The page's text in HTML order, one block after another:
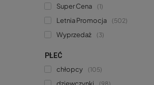
Super Cena 1
Letnia Promocja 502
Wyprzedaż 3
PŁEĆ
chłopcy
105
dziewczynki